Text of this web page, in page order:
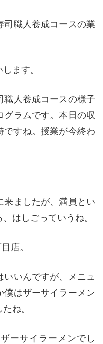
司職人養成コースの業
ます。
職人養成コースの様子
ラムです。本日の収
ですね。授業が今終わ
来ましたが、満員とい
はしごっていうね。
店。
いんですが、メニュ
僕はザーサイラーメン
ね。
ーサイラーメンでし